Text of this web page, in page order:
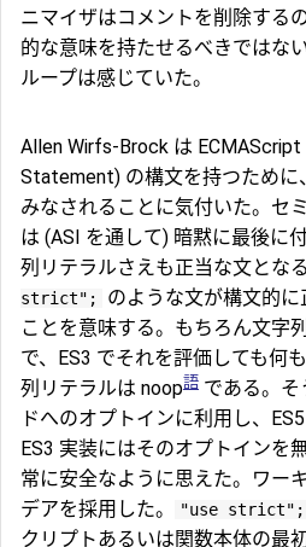
ニマイザはコメントを削除する
的な意味を持たせるべきではな
ループは感じていた。
Allen Wirfs-Brock は
Statement) の構文を持つために
みなされることに気付いた。セ
は (ASI を通して) 暗黙に最後に
列リテラルさえも正当な文とな
strict";
のような文が構文的に
ことを意味する。もちろん文字
で、ES3 でそれを評価しても何
列リテラルは noop語 である。
ドへのオプトインに利用し、
ES3 実装にはそのオプトインを
常に安全なように思えた。ワー
デアを採用した。
"use strict";
クリプトあるいは関数本体の最